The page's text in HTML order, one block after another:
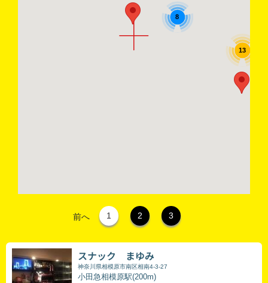
13
8
前へ 1 2 3
スナック まゆみ
神奈川県相模原市南区相南4-3-27
小田急相模原駅(200m)